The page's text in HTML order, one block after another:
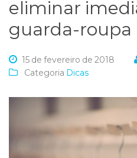
eliminar
guarda-roupa
15 de fevereiro de 2018
Categoria Dicas